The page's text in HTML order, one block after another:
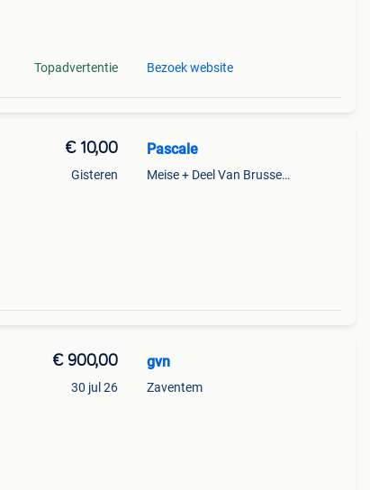
Topadvertentie Bezoek website
€ 10,00
Gisteren
Pascale
Meise + Deel Van Brussegem
€ 900,00
30 jul 26
gvn
Zaventem